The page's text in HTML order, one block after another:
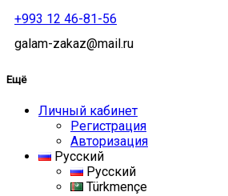
+993 12 46-81-56
galam-zakaz@mail.ru
Ещё
Личный кабинет
Регистрация
Авторизация
Русский
Русский
Türkmençe